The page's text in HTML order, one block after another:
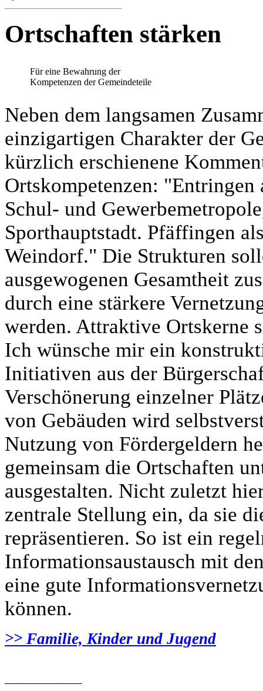
Ortschaften stärken
Für eine Bewahrung der
Kompetenzen der Gemeindeteile
Neben dem langsamen
einzigartigen Charakter der
kürzlich erschienene
Ortskompetenzen:
Schul- und
Sporthauptstadt. Pfäffingen
Weindorf." Die Strukturen
ausgewogenen Gesamtheit
durch eine stärkere
werden. Attraktive Ortskerne
Ich wünsche mir ein
Initiativen aus der
Verschönerung einzelner
von Gebäuden wird
Nutzung von Fördergeldern
gemeinsam die Ortschaften
ausgestalten. Nicht zuletzt
zentrale Stellung ein, da sie
repräsentieren. So ist ein
Informationsaustausch mit
eine gute
können.
>> Familie, Kinder und Jugend